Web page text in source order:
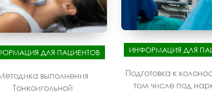
ДЛЯ ПАЦИЕНТОВ
выполнения
Тонкоигольной
ИНФОРМАЦИЯ ДЛЯ
Подготовка к
том числе под